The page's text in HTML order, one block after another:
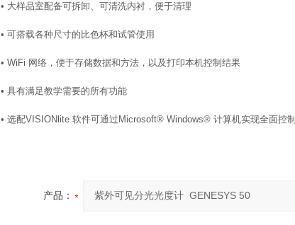
• 大样品室配备可拆卸、可清洗内衬，便于清理
• 可搭载各种尺寸的比色杯和试管使用
• WiFi 网络，便于存储数据和方法，以及打印本机控制结果
• 具有满足教学需要的所有功能
• 选配VISIONlite 软件可通过 Microsoft® Windows® 计算机实现全面控制
产品：